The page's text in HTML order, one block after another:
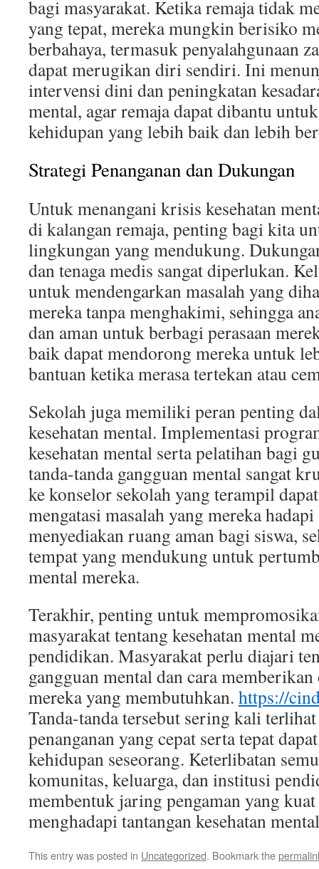
bagi masyarakat. Ketika remaja tidak
yang tepat, mereka mungkin berisiko
berbahaya, termasuk penyalahgunaan
dapat merugikan diri sendiri. Ini
intervensi dini dan peningkatan
mental, agar remaja dapat dibantu
kehidupan yang lebih baik dan lebih
Strategi Penanganan dan Dukungan
Untuk menangani krisis kesehatan
di kalangan remaja, penting bagi kita
lingkungan yang mendukung.
dan tenaga medis sangat diperlukan.
untuk mendengarkan masalah yang
mereka tanpa menghakimi, sehingga
dan aman untuk berbagi perasaan
baik dapat mendorong mereka untuk
bantuan ketika merasa tertekan atau
Sekolah juga memiliki peran penting
kesehatan mental. Implementasi
kesehatan mental serta pelatihan bagi
tanda-tanda gangguan mental sangat
ke konselor sekolah yang terampil
mengatasi masalah yang mereka
menyediakan ruang aman bagi siswa,
tempat yang mendukung untuk
mental mereka.
Terakhir, penting untuk
masyarakat tentang kesehatan mental
pendidikan. Masyarakat perlu diajari
gangguan mental dan cara
mereka yang membutuhkan. https://
Tanda-tanda tersebut sering kali
penanganan yang cepat serta tepat
kehidupan seseorang. Keterlibatan
komunitas, keluarga, dan institusi
membentuk jaring pengaman yang
menghadapi tantangan kesehatan
This entry was posted in Uncategorized. Bookmark the